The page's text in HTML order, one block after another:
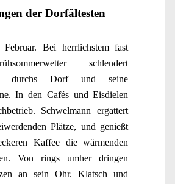
der Dorfältesten
Bei herrlichstem fast
schlendert
durchs Dorf und seine
In den Cafés und Eisdielen
Schwelmann ergattert
Plätze, und genießt
Kaffee die wärmenden
Von rings umher dringen
an sein Ohr. Klatsch und